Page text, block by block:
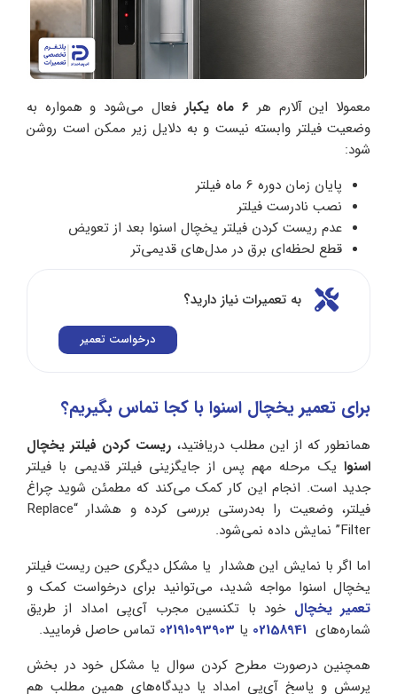
معمولا این آلارم هر
فعال می‌شود و همواره به
وضعیت فیلتر وابسته نیست و به دلایل زیر ممکن است روشن
شود:
پایان زمان دوره‌ 6 ماه فیلتر
نصب نادرست فیلتر
عدم ریست کردن فیلتر یخچال اسنوا بعد از تعویض
قطع لحظه‌ای برق در مدل‌های قدیمی‌تر
به تعمیرات نیاز دارید؟
درخواست تعمیر
برای تعمیر یخچال اسنوا با کجا تماس بگیریم؟
همانطور که از این مطلب دریافتید، ریست کردن فیلتر یخچال
اسنوا یک مرحله مهم پس از جایگزینی فیلتر قدیمی با فیلتر
جدید است. انجام این کار کمک می‌کند که مطمئن شوید چراغ
فیلتر، وضعیت را به‌درستی بررسی کرده و هشدار “Replace
Filter” نمایش داده نمی‌شود.
اما اگر با نمایش این هشدار یا مشکل دیگری حین ریست فیلتر
یخچال اسنوا مواجه شدید، می‌توانید برای درخواست کمک و
تعمیر یخچال خود با تکنسین مجرب آی‌پی امداد از طریق
شماره‌های 02158941 یا 02191093903 تماس حاصل فرمایید.
همچنین درصورت مطرح کردن سوال یا مشکل خود در بخش
پرسش و پاسخ آی‌پی امداد یا دیدگاه‌های همین مطلب هم